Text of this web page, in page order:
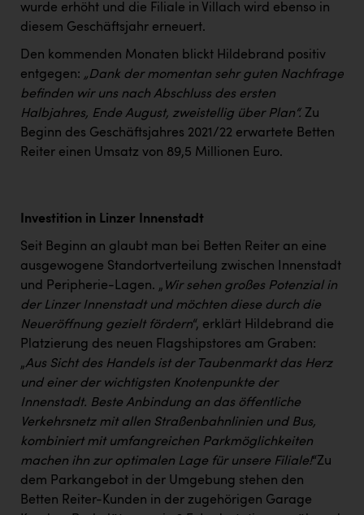
ZGONC
ZULuft - Zukunft Luft Austria
z.l.ö.
Österreichisches Hebammengremium
Wirtschaftskammer OÖ Energiehandel
kunden basics
kontakt
wurde erhöht und die Filiale in Villach wird ebenso in
diesem Geschäftsjahr erneuert.
Den kommenden Monaten blickt Hildebrand positiv
entgegen: „Dank der momentan sehr guten Nachfrage
befinden wir uns nach Abschluss des ersten
Halbjahres, Ende August, zweistellig über Plan“. Zu
Beginn des Geschäftsjahres 2021/22 erwartete Betten
Reiter einen Umsatz von 89,5 Millionen Euro.
Investition in Linzer Innenstadt
Seit Beginn an glaubt man bei Betten Reiter an eine
ausgewogene Standortverteilung zwischen Innenstadt
und Peripherie-Lagen. „ Wir sehen großes Potenzial in
der Linzer Innenstadt und möchten diese durch die
Neueröffnung gezielt fördern“, erklärt Hildebrand die
Platzierung des neuen Flagshipstores am Graben:
„Aus Sicht des Handels ist der Taubenmarkt das Herz
und einer der wichtigsten Knotenpunkte der
Innenstadt. Beste Anbindung an das öffentliche
Verkehrsnetz mit allen Straßenbahnlinien und Bus,
kombiniert mit umfangreichen Parkmöglichkeiten
machen ihn zur optimalen Lage für unsere Filiale!“Zu
dem Parkangebot in der Umgebung stehen den
Betten Reiter-Kunden in der zugehörigen Garage